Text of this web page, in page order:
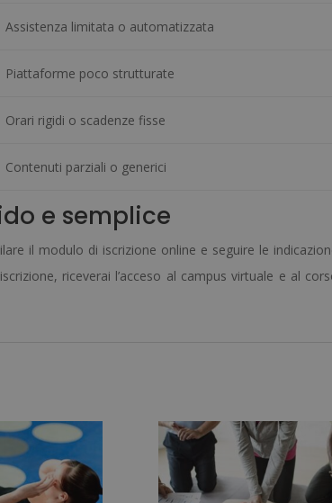
Assistenza limitata o automatizzata
Piattaforme poco strutturate
Orari rigidi o scadenze fisse
Contenuti parziali o generici
e semplice
il modulo di iscrizione online e seguire le
riceverai l’acceso al campus virtuale e al